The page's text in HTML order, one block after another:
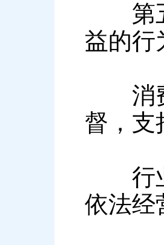
第五
益的行
消费
督，支
行业
依法